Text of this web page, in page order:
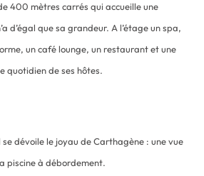
400 mètres carrés qui accueille une
d’égal que sa grandeur. A l’étage un spa,
un café lounge, un restaurant et une
quotidien de ses hôtes.
se dévoile le joyau de Carthagène : une vue
piscine à débordement.